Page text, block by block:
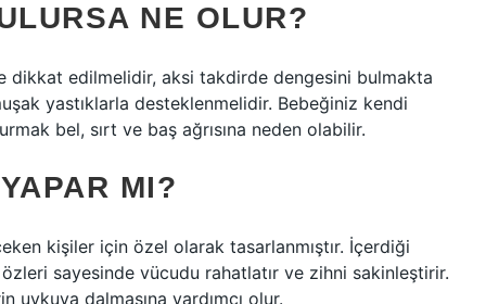
NE OLUR?
dikkat edilmelidir, aksi takdirde dengesini bulmakta
yastıklarla desteklenmelidir. Bebeğiniz kendi
bel, sırt ve baş ağrısına neden olabilir.
MI?
kişiler için özel olarak tasarlanmıştır. İçerdiği
sayesinde vücudu rahatlatır ve zihni sakinleştirir.
uykuya dalmasına yardımcı olur.